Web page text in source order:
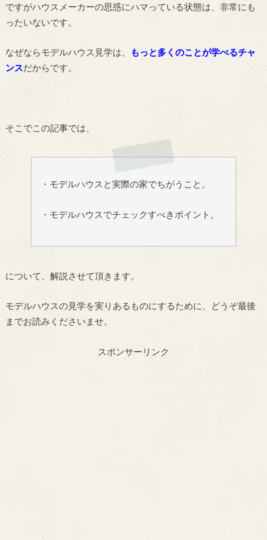
ですがハウスメーカーの思惑にハマっている状態は、非常にも
ったいないです。
なぜならモデルハウス見学は、
もっと多くのことが学べるチャ
ンスだからです。
そこでこの記事では、
・モデルハウスと実際の家でちがうこと。
・モデルハウスでチェックすべきポイント。
について、解説させて頂きます。
モデルハウスの見学を実りあるものにするために、どうぞ最後
までお読みくださいませ。
スポンサーリンク